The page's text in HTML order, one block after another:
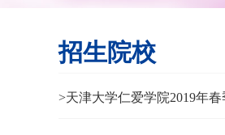
招生院校
>天津大学仁爱学院2019年